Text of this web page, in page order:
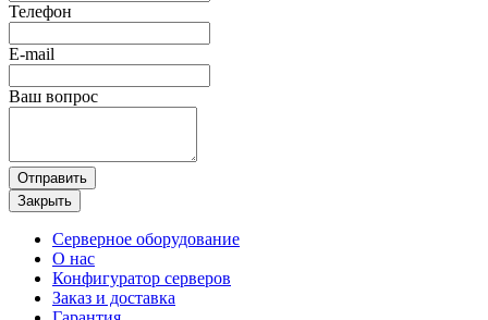
Телефон
E-mail
Ваш вопрос
Отправить
Закрыть
Серверное оборудование
О нас
Конфигуратор серверов
Заказ и доставка